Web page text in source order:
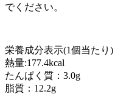
でください。
栄養成分表示(1個当たり)
熱量:177.4kcal
たんぱく質：3.0g
脂質：12.2g